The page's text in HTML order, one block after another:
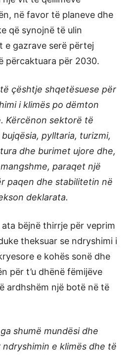
në favor të planeve dhe
që synojnë të ulin
e gazrave serë përtej
përcaktuara për 2030.
çështje shqetësuese për
i klimës po dëmton
Kërcënon sektorë të
pylltaria, turizmi,
dhe burimet ujore dhe,
paraqet një
paqen dhe stabilitetin në
deklarata.
bëjnë thirrje për veprim
theksuar se ndryshimi i
e kohës sonë dhe
për t’u dhënë fëmijëve
ardhshëm një botë në të
shumë mundësi dhe
e klimës dhe të